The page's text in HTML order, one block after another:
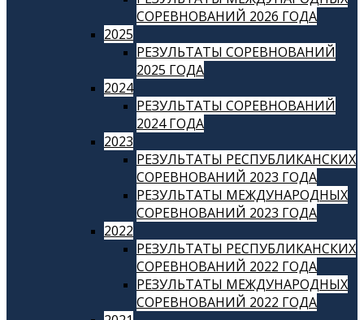
СОРЕВНОВАНИЙ 2026 ГОДА
2025
РЕЗУЛЬТАТЫ СОРЕВНОВАНИЙ
2025 ГОДА
2024
РЕЗУЛЬТАТЫ СОРЕВНОВАНИЙ
2024 ГОДА
2023
РЕЗУЛЬТАТЫ РЕСПУБЛИКАНСКИХ
СОРЕВНОВАНИЙ 2023 ГОДА
РЕЗУЛЬТАТЫ МЕЖДУНАРОДНЫХ
СОРЕВНОВАНИЙ 2023 ГОДА
2022
РЕЗУЛЬТАТЫ РЕСПУБЛИКАНСКИХ
СОРЕВНОВАНИЙ 2022 ГОДА
РЕЗУЛЬТАТЫ МЕЖДУНАРОДНЫХ
СОРЕВНОВАНИЙ 2022 ГОДА